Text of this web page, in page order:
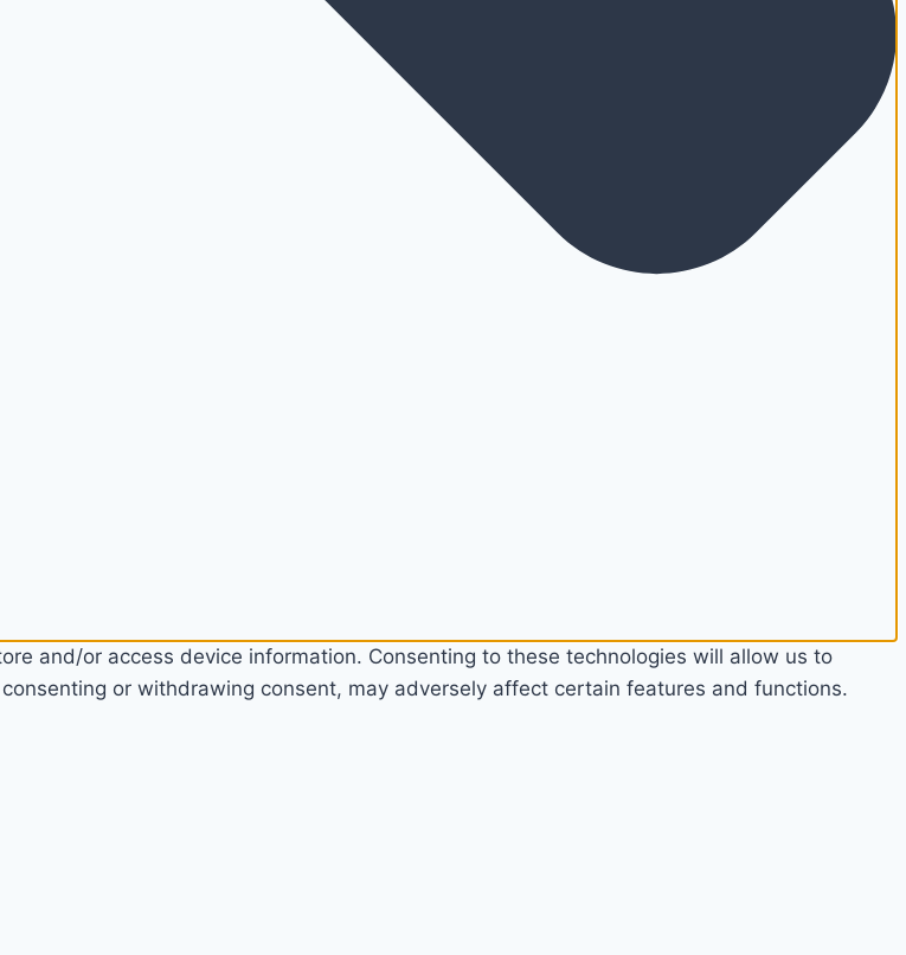
and/or access device information. Consenting to these technologies will allow us to
or withdrawing consent, may adversely affect certain features and functions.